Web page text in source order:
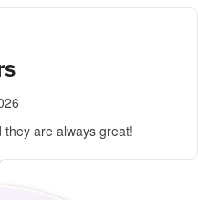
are always great!